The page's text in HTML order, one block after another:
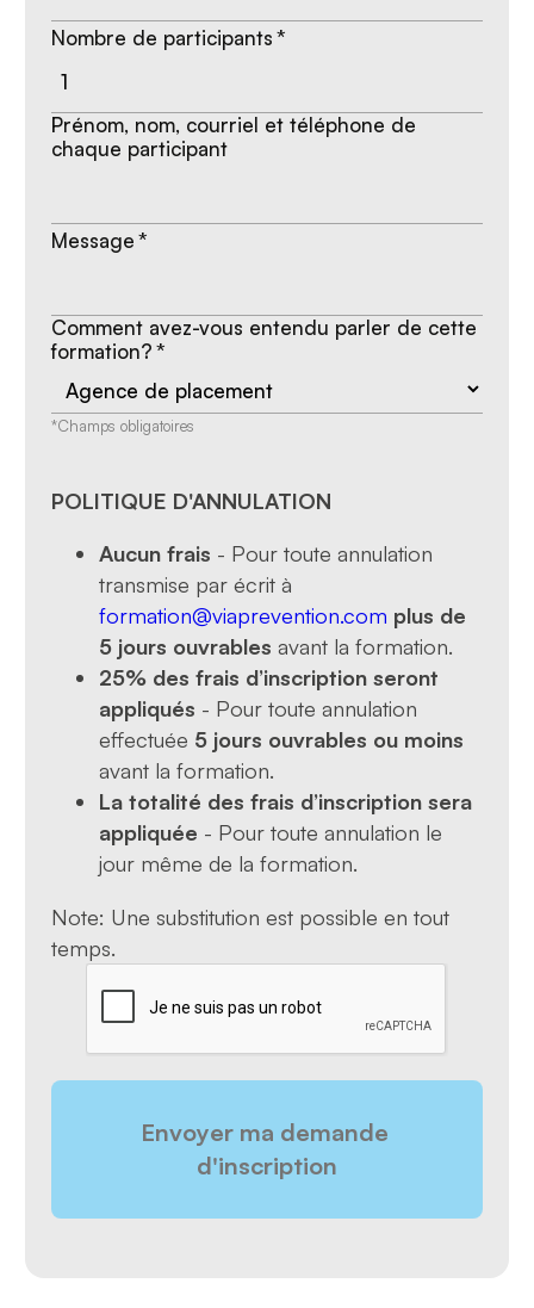
Nombre de participants *
Prénom, nom, courriel et téléphone de
chaque participant
Message *
Comment avez-vous entendu parler de cette
formation? *
*Champs obligatoires
POLITIQUE D'ANNULATION
Aucun frais - Pour toute annulation
transmise par écrit à
formation@viaprevention.com plus de
5 jours ouvrables avant la formation.
25% des frais d’inscription seront
appliqués - Pour toute annulation
effectuée 5 jours ouvrables ou moins
avant la formation.
La totalité des frais d’inscription sera
appliquée - Pour toute annulation le
jour même de la formation.
Note: Une substitution est possible en tout
temps.
CAPTCHA